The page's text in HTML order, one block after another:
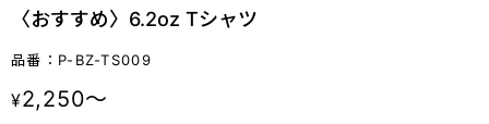
〈おすすめ〉6.2oz Tシャツ
品番：P-BZ-TS009
¥2,250～